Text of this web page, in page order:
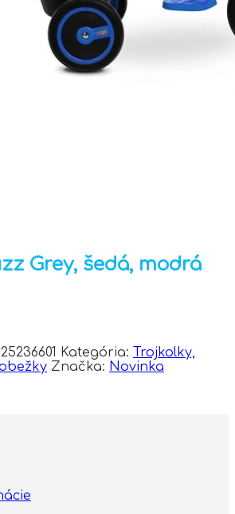
Grey, šedá, modrá
25236601 Kategória: Trojkolky,
Značka: Novinka